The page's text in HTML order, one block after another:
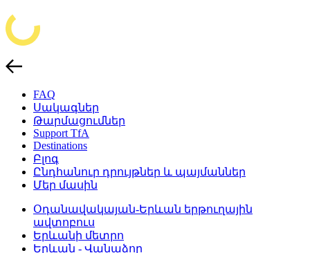
FAQ
Սակագներ
Թարմացումներ
Support TfA
Destinations
Բլոգ
Ընդհանուր դրույթներ և պայմաններ
Մեր մասին
Օդանավակայան-Երևան երթուղային
ավտոբուս
Երևանի մետրո
Երևան - Վանաձոր